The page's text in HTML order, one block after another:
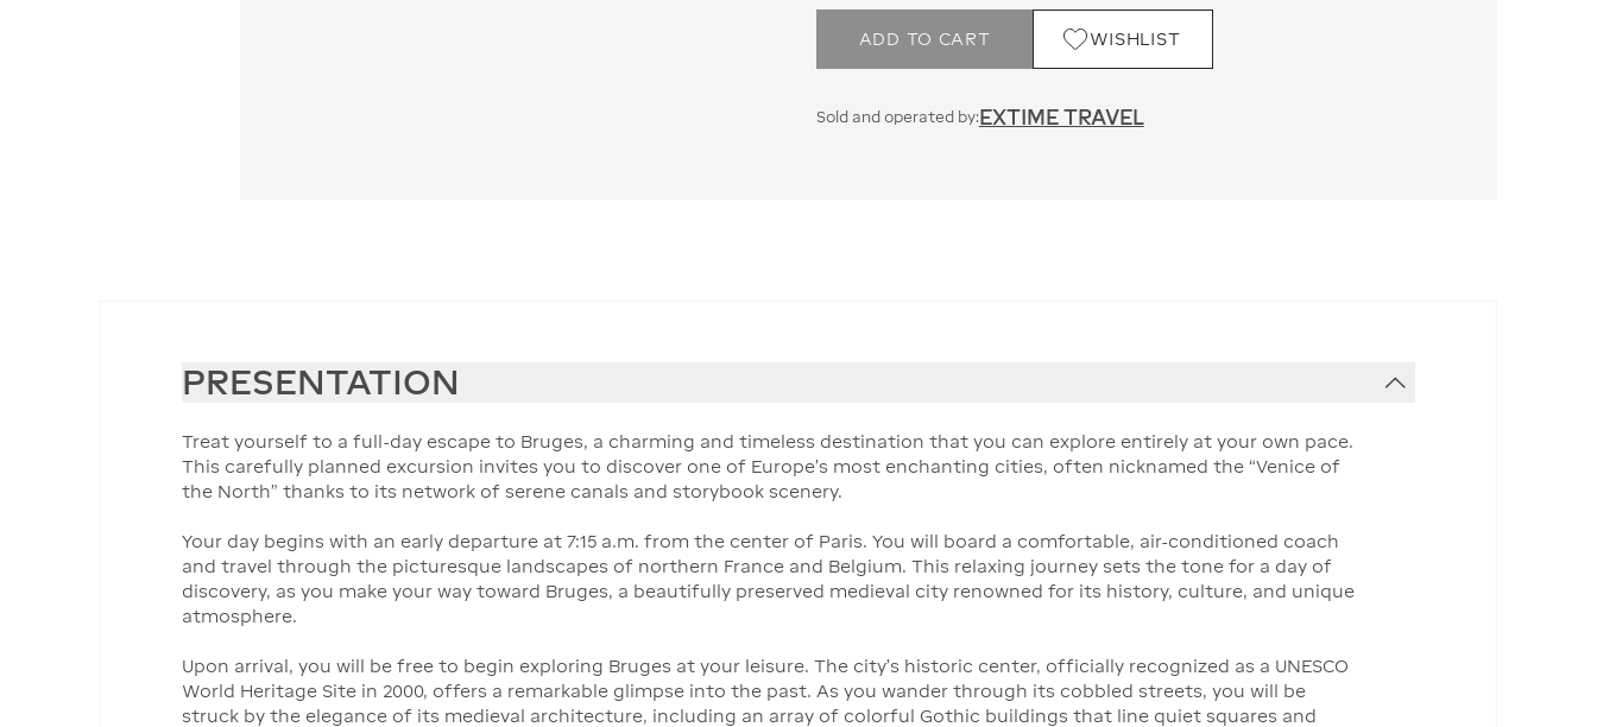
ADD TO CART WISHLIST
Sold and operated by:EXTIME TRAVEL
PRESENTATION
Treat yourself to a full-day escape to Bruges, a charming and timeless destination that you can explore entirely at your own pace.
This carefully planned excursion invites you to discover one of Europe’s most enchanting cities, often nicknamed the “Venice of
the North” thanks to its network of serene canals and storybook scenery.
Your day begins with an early departure at 7:15 a.m. from the center of Paris. You will board a comfortable, air-conditioned coach
and travel through the picturesque landscapes of northern France and Belgium. This relaxing journey sets the tone for a day of
discovery, as you make your way toward Bruges, a beautifully preserved medieval city renowned for its history, culture, and unique
atmosphere.
Upon arrival, you will be free to begin exploring Bruges at your leisure. The city’s historic center, officially recognized as a UNESCO
World Heritage Site in 2000, offers a remarkable glimpse into the past. As you wander through its cobbled streets, you will be
struck by the elegance of its medieval architecture, including an array of colorful Gothic buildings that line quiet squares and